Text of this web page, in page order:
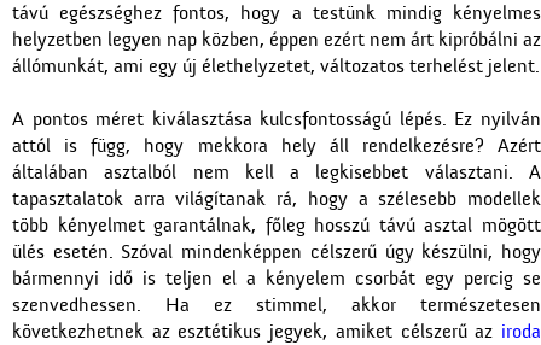
távú egészséghez fontos, hogy a testünk mindig kényelmes
helyzetben legyen nap közben, éppen ezért nem árt kipróbálni az
állómunkát, ami egy új élethelyzetet, változatos terhelést jelent.
A pontos méret kiválasztása kulcsfontosságú lépés. Ez nyilván
attól is függ, hogy mekkora hely áll rendelkezésre? Azért
általában asztalból nem kell a legkisebbet választani. A
tapasztalatok arra világítanak rá, hogy a szélesebb modellek
több kényelmet garantálnak, főleg hosszú távú asztal mögött
ülés esetén. Szóval mindenképpen célszerű úgy készülni, hogy
bármennyi idő is teljen el a kényelem csorbát egy percig se
szenvedhessen. Ha ez stimmel, akkor természetesen
következhetnek az esztétikus jegyek, amiket célszerű az iroda